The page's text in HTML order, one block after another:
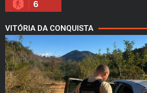
6
VITÓRIA DA CONQUISTA